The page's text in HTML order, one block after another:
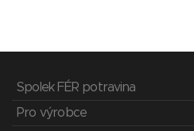
Spolek FÉR potravina
Pro výrobce